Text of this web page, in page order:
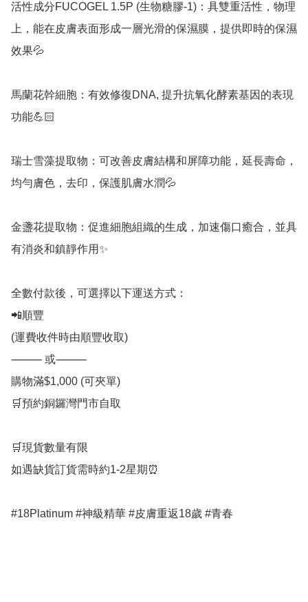
活性成分FUCOGEL 1.5P (生物糖膠-1)：具雙重活性，物理
上，能在皮膚表面形成一層光滑的保濕膜，提供即時的保濕
效果💦
馬蘭花幹細胞：有效修復DNA, 提升抗氧化酵素基因的表現
功能💪🏻
瑞士雪藻提取物：可改善皮膚結構和屏障功能，延長壽命，
均勻膚色，去印，保護肌膚水潤💦
金盞花提取物：促進細胞組織的生成，加速傷口癒合，並具
有消炎和鎮靜作用✨
全數付款後，可選擇以下運送方式：
📲順豐
(運費收件時由順豐收取)
⸻ 或⸻
購物滿$1,000 (可夾單)
🛒預約銅鑼灣門市自取
🛒現貨數量有限
如遇缺貨訂貨需時約1-2星期⏰
#18Platinum #神級精華 #皮膚重返18歲 #青春